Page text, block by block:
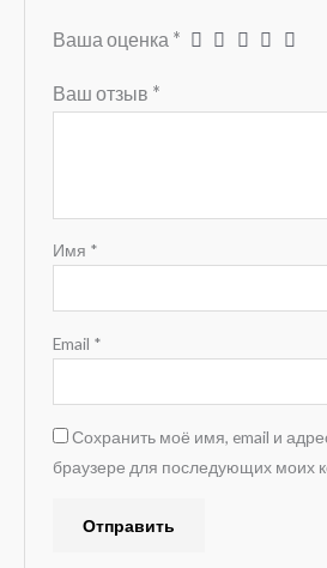
Ваша оценка *
Ваш отзыв *
Имя *
Email *
Сохранить моё имя, email и
браузере для последующих моих